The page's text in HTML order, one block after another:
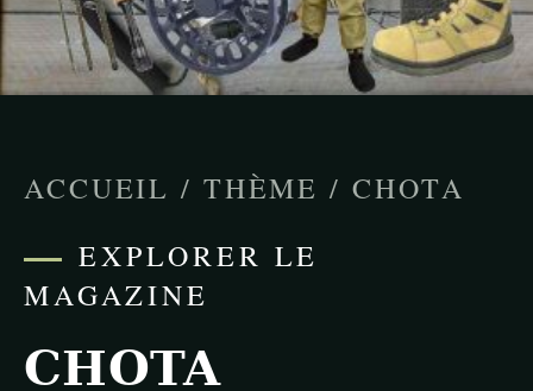
ACCUEIL / THÈME / CHOTA
EXPLORER LE
MAGAZINE
CHOTA